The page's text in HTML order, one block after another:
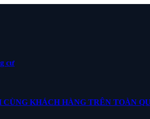
cư
CÙNG KHÁCH HÀNG TRÊN TOÀN